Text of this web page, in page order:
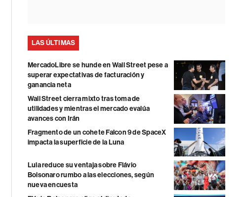
LAS ÚLTIMAS
MercadoLibre se hunde en Wall Street pese a
superar expectativas de facturación y
ganancia neta
Wall Street cierra mixto tras toma de
utilidades y mientras el mercado evalúa
avances con Irán
Fragmento de un cohete Falcon 9 de SpaceX
impacta la superficie de la Luna
Lula reduce su ventaja sobre Flávio
Bolsonaro rumbo a las elecciones, según
nueva encuesta